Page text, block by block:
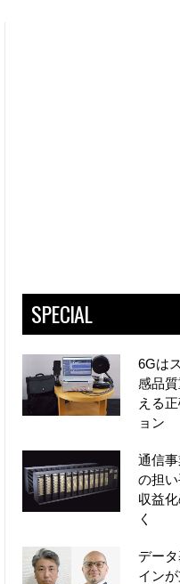
SPECIAL
6Gは
感品
える
ョン
通信事
の担
収益
く
デー
イン